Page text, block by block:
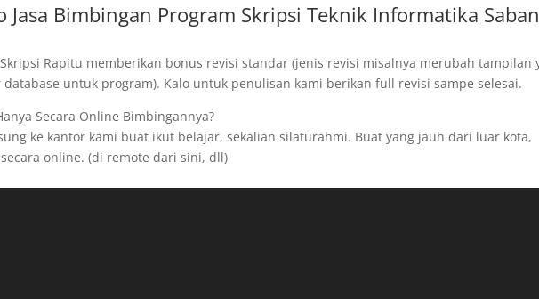
Jasa Bimbingan Program Skripsi Teknik Informatika
Rapitu memberikan bonus revisi standar (jenis revisi misalnya merubah tampilan
untuk program). Kalo untuk penulisan kami berikan full revisi sampe selesai.
Secara Online Bimbingannya?
ke kantor kami buat ikut belajar, sekalian silaturahmi. Buat yang jauh dari luar kota,
online. (di remote dari sini, dll)